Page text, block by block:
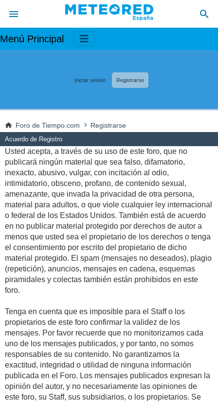
Menú Principal
Iniciar sesión Registrarse
Foro de Tiempo.com Registrarse
Acuerdo de Registro
Usted acepta, a través de su uso de este foro, que no
publicará ningún material que sea falso, difamatorio,
inexacto, abusivo, vulgar, con incitación al odio,
intimidatorio, obsceno, profano, de contenido sexual,
amenazante, que invada la privacidad de otra persona,
material para adultos, o que viole cualquier ley internacional
o federal de los Estados Unidos. También está de acuerdo
en no publicar material protegido por derechos de autor a
menos que usted sea el propietario de los derechos o tenga
el consentimiento por escrito del propietario de dicho
material protegido. El spam (mensajes no deseados), plagio
(repetición), anuncios, mensajes en cadena, esquemas
piramidales y colectas también están prohibidos en este
foro.
Tenga en cuenta que es imposible para el Staff o los
propietarios de este foro confirmar la validez de los
mensajes. Por favor recuerde que no monitorizamos cada
uno de los mensajes publicados, y por tanto, no somos
responsables de su contenido. No garantizamos la
exactitud, integridad o utilidad de ninguna información
publicada en el Foro. Los mensajes publicados expresan la
opinión del autor, y no necesariamente las opiniones de
este foro, su Staff, sus subsidiarios, o los propietarios. Se